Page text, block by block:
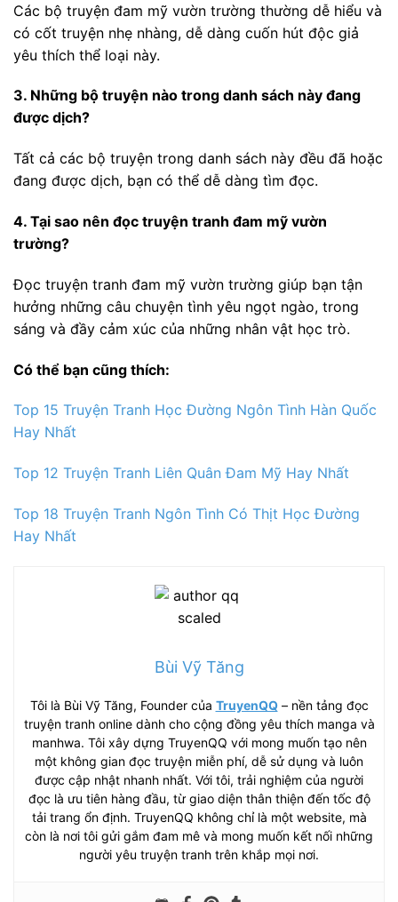
Các bộ truyện đam mỹ vườn trường thường dễ hiểu và
có cốt truyện nhẹ nhàng, dễ dàng cuốn hút độc giả
yêu thích thể loại này.
3. Những bộ truyện nào trong danh sách này đang
được dịch?
Tất cả các bộ truyện trong danh sách này đều đã hoặc
đang được dịch, bạn có thể dễ dàng tìm đọc.
4. Tại sao nên đọc truyện tranh đam mỹ vườn
trường?
Đọc truyện tranh đam mỹ vườn trường giúp bạn tận
hưởng những câu chuyện tình yêu ngọt ngào, trong
sáng và đầy cảm xúc của những nhân vật học trò.
Có thể bạn cũng thích:
Top 15 Truyện Tranh Học Đường Ngôn Tình Hàn Quốc
Hay Nhất
Top 12 Truyện Tranh Liên Quân Đam Mỹ Hay Nhất
Top 18 Truyện Tranh Ngôn Tình Có Thịt Học Đường
Hay Nhất
Bùi Vỹ Tăng
Tôi là Bùi Vỹ Tăng, Founder của TruyenQQ– nền tảng đọc
truyện tranh online dành cho cộng đồng yêu thích manga và
manhwa. Tôi xây dựng TruyenQQ với mong muốn tạo nên
một không gian đọc truyện miễn phí, dễ sử dụng và luôn
được cập nhật nhanh nhất. Với tôi, trải nghiệm của người
đọc là ưu tiên hàng đầu, từ giao diện thân thiện đến tốc độ
tải trang ổn định. TruyenQQ không chỉ là một website, mà
còn là nơi tôi gửi gắm đam mê và mong muốn kết nối những
người yêu truyện tranh trên khắp mọi nơi.